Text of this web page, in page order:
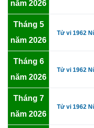
năm 2026
Tháng 5
năm 2026
Tử vi 1962
Tháng 6
năm 2026
Tử vi 1962
Tháng 7
năm 2026
Tử vi 1962